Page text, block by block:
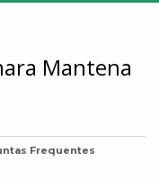
Frequentes